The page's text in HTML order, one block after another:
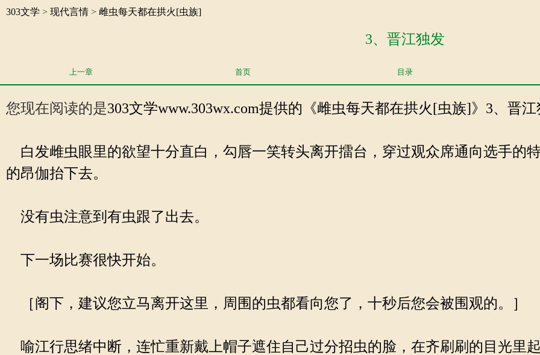
303文学 > 现代言情 > 雌虫每天都在拱火[虫族]
3、晋江独发
上一章 首页 目录
您现在阅读的是303文学www.303wx.com提供的《雌虫每天都在拱火[虫族]》3、晋
白发雌虫眼里的欲望十分直白，勾唇一笑转头离开擂台，穿过观众席通向选手的
的昂伽抬下去。
没有虫注意到有虫跟了出去。
下一场比赛很快开始。
［阁下，建议您立马离开这里，周围的虫都看向您了，十秒后您会被围观的。］
喻江行思绪中断，连忙重新戴上帽子遮住自己过分招虫的脸，在齐刷刷的目光里